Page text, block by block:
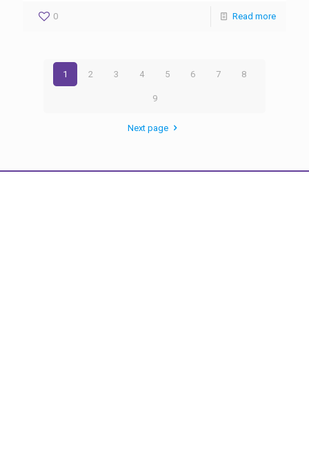
0 Read more
1 2 3 4 5 6 7 8
9
Next page